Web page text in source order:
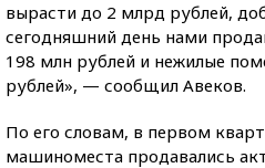
вырасти до 2 млрд рублей,
сегодняшний день нами
198 млн рублей и нежилые
рублей», — сообщил Авеков.
По его словам, в первом
машиноместа продавались